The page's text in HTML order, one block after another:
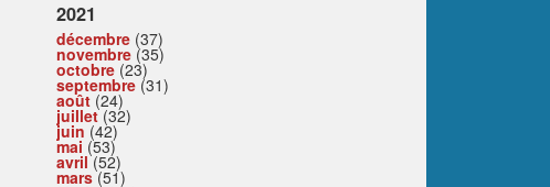
2021
décembre (37)
novembre (35)
octobre (23)
septembre (31)
août (24)
juillet(32)
juin (42)
mai (53)
avril(52)
mars(51)